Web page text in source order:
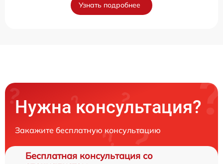
Узнать подробнее
Нужна консультация?
Закажите бесплатную консультацию
Бесплатная консультация со